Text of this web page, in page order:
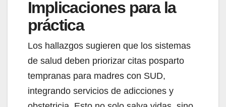
Implicaciones para la
práctica
Los hallazgos sugieren que los sistemas
de salud deben priorizar citas posparto
tempranas para madres con SUD,
integrando servicios de adicciones y